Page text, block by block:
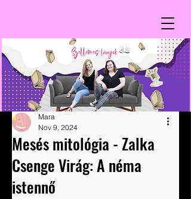
Mesés mitológia - Zalka
Csenge Virág: A néma
istennő
Mara
Nov 9, 2024